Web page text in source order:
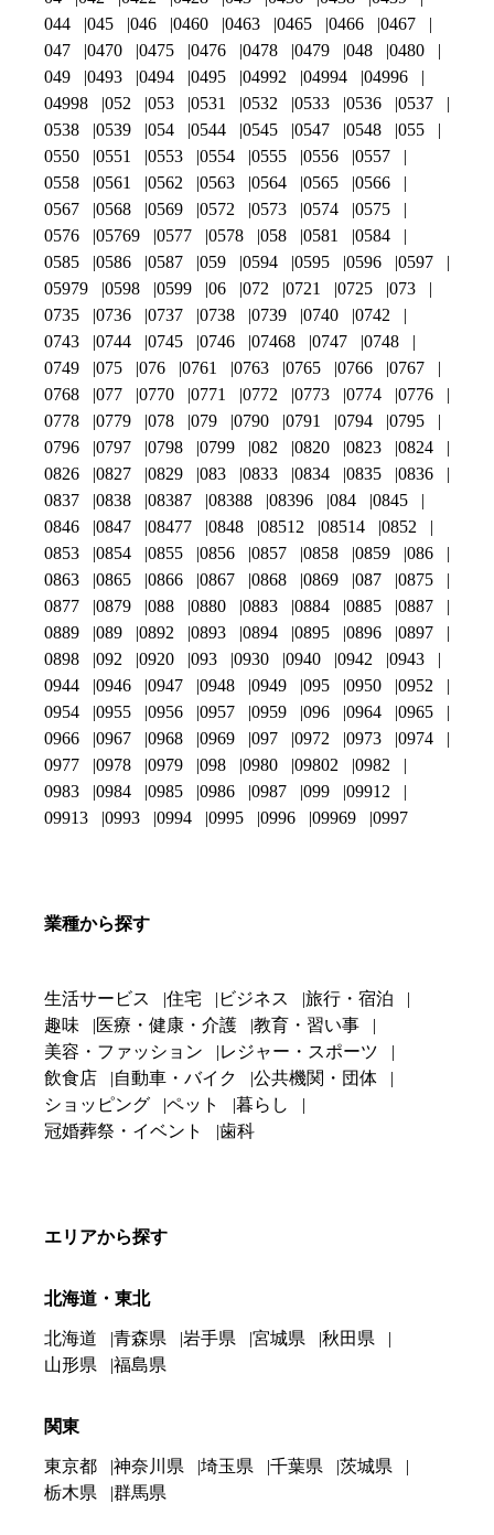
044
045 046 0460 0463 0465 0466
0467
047
0470 0475 0476 0478 0479 048
0480
049
0493 0494 0495 04992 04994
04996
04998
052 053 0531 0532 0533 0536
0537
0538
0539 054 0544 0545 0547 0548
055
0550
0551 0553 0554 0555 0556
0557
0558
0561 0562 0563 0564 0565
0566
0567
0568 0569 0572 0573 0574
0575
0576
05769 0577 0578 058 0581
0584
0585
0586 0587 059 0594 0595 0596
0597
05979
0598 0599 06 072 0721 0725
073
0735
0736 0737 0738 0739 0740
0742
0743
0744 0745 0746 07468 0747
0748
0749
075 076 0761 0763 0765 0766
0767
0768
077 0770 0771 0772 0773 0774
0776
0778
0779 078 079 0790 0791 0794
0795
0796
0797 0798 0799 082 0820 0823
0824
0826
0827 0829 083 0833 0834 0835
0836
0837
0838 08387 08388 08396 084
0845
0846
0847 08477 0848 08512 08514
0852
0853
0854 0855 0856 0857 0858 0859
086
0863
0865 0866 0867 0868 0869 087
0875
0877
0879 088 0880 0883 0884 0885
0887
0889
089 0892 0893 0894 0895 0896
0897
0898
092 0920 093 0930 0940 0942
0943
0944
0946 0947 0948 0949 095 0950
0952
0954
0955 0956 0957 0959 096 0964
0965
0966
0967 0968 0969 097 0972 0973
0974
0977
0978 0979 098 0980 09802
0982
0983
0984 0985 0986 0987 099
09912
09913
0993 0994 0995 0996 09969 0997
業種から探す
生活サービス 住宅 ビジネス
旅行・宿泊
趣味
医療・健康・介護
教育・習い事
美容・ファッション
レジャー・スポーツ
飲食店
自動車・バイク
公共機関・団体
ショッピング
ペット
暮らし
冠婚葬祭・イベント
歯科
エリアから探す
北海道・東北
北海道 青森県 岩手県 宮城県
秋田県
山形県
福島県
関東
東京都 神奈川県 埼玉県 千葉県
茨城県
栃木県
群馬県